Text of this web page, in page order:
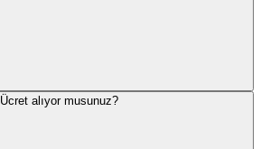
Ücret alıyor musunuz?